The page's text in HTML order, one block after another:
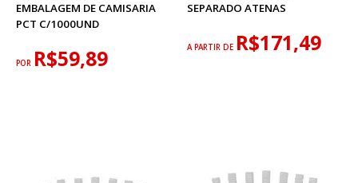
EMBALAGEM DE CAMISARIA
PCT C/1000UND
POR R$59,89
SEPARADO ATENAS
A PARTIR DE R$171,49